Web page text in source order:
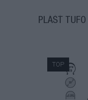
PLÁŠŤ
TOP